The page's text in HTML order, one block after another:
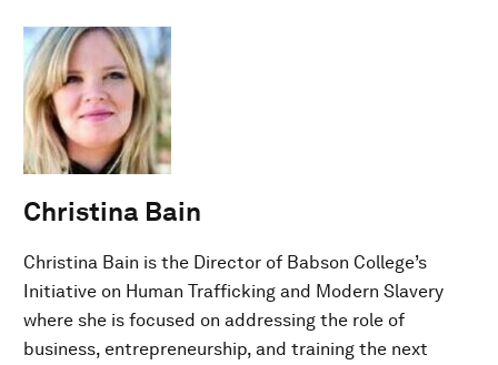
Christina Bain
Christina Bain is the Director of Babson College’s
Initiative on Human Trafficking and Modern Slavery
where she is focused on addressing the role of
business, entrepreneurship, and training the next